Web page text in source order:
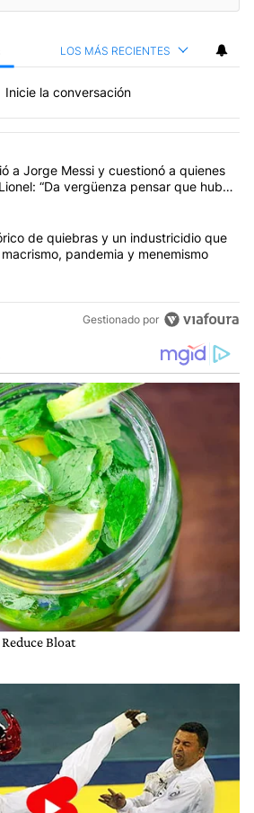
LOS MÁS RECIENTES
Inicie la conversación
artículos con más comentarios en los
con el título "Milei despidió a Jorge
a Jorge Messi y cuestionó a quienes
“Da vergüenza pensar que hubo
con el título "Récord histórico de
de quiebras y un industricidio que
pandemia y menemismo
Gestionado por